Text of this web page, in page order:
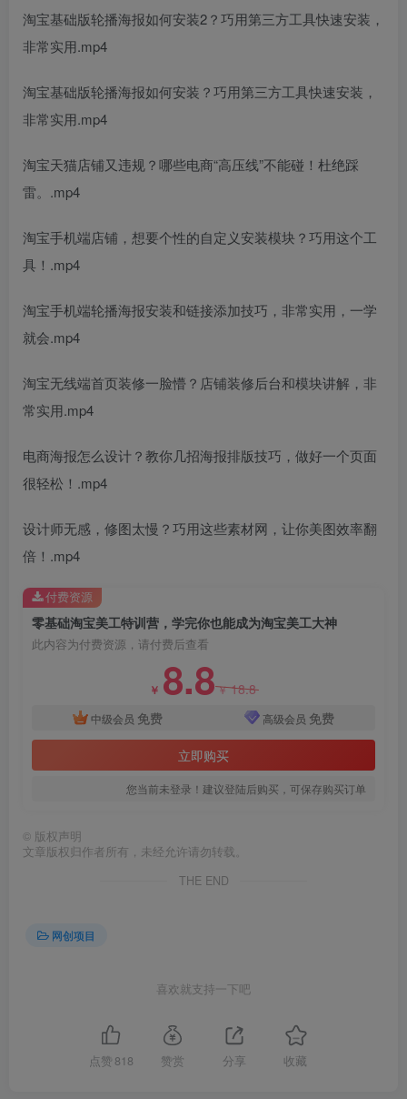
淘宝基础版轮播海报如何安装2？巧用第三方工具快速安装，
非常实用.mp4
淘宝基础版轮播海报如何安装？巧用第三方工具快速安装，
非常实用.mp4
淘宝天猫店铺又违规？哪些电商“高压线”不能碰！杜绝踩
雷。.mp4
淘宝手机端店铺，想要个性的自定义安装模块？巧用这个工
具！.mp4
淘宝手机端轮播海报安装和链接添加技巧，非常实用，一学
就会.mp4
淘宝无线端首页装修一脸懵？店铺装修后台和模块讲解，非
常实用.mp4
电商海报怎么设计？教你几招海报排版技巧，做好一个页面
很轻松！.mp4
设计师无感，修图太慢？巧用这些素材网，让你美图效率翻
倍！.mp4
零基础淘宝美工特训营，学完你也能成为淘宝美工大神
此内容为付费资源，请付费后查看
￥ 8.8￥18.8
中级会员 免费 高级会员 免费
立即购买
您当前未登录！建议登陆后购买，可保存购买订单
付费资源
© 版权声明
文章版权归作者所有，未经允许请勿转载。
THE END
网创项目
喜欢就支持一下吧
点赞 818 赞赏 分享 收藏